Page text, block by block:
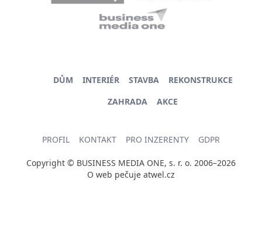
DŮM INTERIÉR STAVBA
REKONSTRUKCE
ZAHRADA
AKCE
PROFIL KONTAKT PRO INZERENTY GDPR
Copyright © BUSINESS MEDIA ONE, s. r. o. 2006–2026